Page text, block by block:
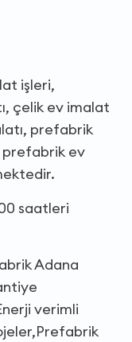
işleri,
çelik ev imalat
prefabrik
prefabrik ev
saatleri
Adana
verimli